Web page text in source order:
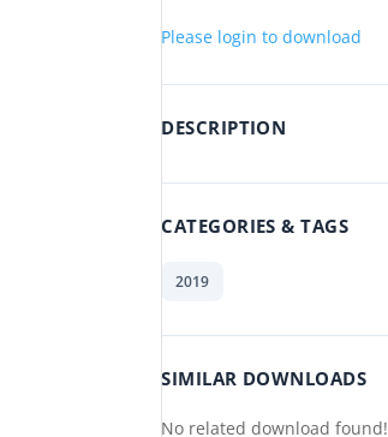
Please login to download
DESCRIPTION
CATEGORIES & TAGS
2019
SIMILAR DOWNLOADS
No related download found!